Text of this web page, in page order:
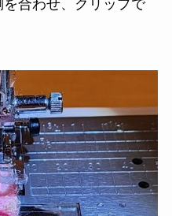
合わせ、クリップで